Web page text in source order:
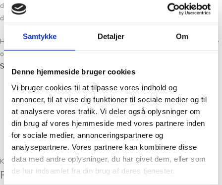
Samtykke Detaljer Om
Denne hjemmeside bruger cookies
Vi bruger cookies til at tilpasse vores indhold og
annoncer, til at vise dig funktioner til sociale medier og til
at analysere vores trafik. Vi deler også oplysninger om
din brug af vores hjemmeside med vores partnere inden
for sociale medier, annonceringspartnere og
analysepartnere. Vores partnere kan kombinere disse
data med andre oplysninger, du har givet dem, eller som
de har indsamlet fra din brug af deres tjenester.
du vil opdage at garnet ikke er for varmt men varmt nok til en kølig
dansk sommeraften.
Hvis du syntes om Økologisk Sommeruld 2032 Citron Gul vil du måske
også kunne lide de andre garner fra CaMaRose som du finder her:
Snefnug
Materiale:70 % Økologisk Merinould 30 % Økologisk Bomuld.
Vejledende strikkefasthed:26 – 28 masker x 40 pinde.
Anbefalede pinde: 2,5 – 3,5 mm.
Vægt / længde: 50 gram = ca. 230 meter.
25 STANDARD 100 by OEKO-TEX® certificerede farver.
Uldvask max 30°C / Tørres fladt.
Kunder købte også
Relaterede varer